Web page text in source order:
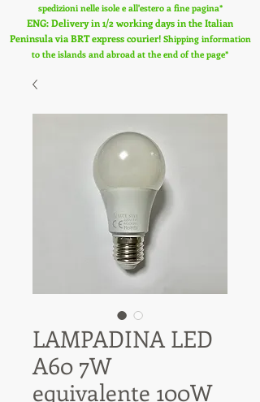
spedizioni nelle isole e all'estero a fine pagina*
ENG: Delivery in 1/2 working days in the Italian
Peninsula via BRT express courier! Shipping information
to the islands and abroad at the end of the page*
LAMPADINA LED
A60 7W
equivalente 100W